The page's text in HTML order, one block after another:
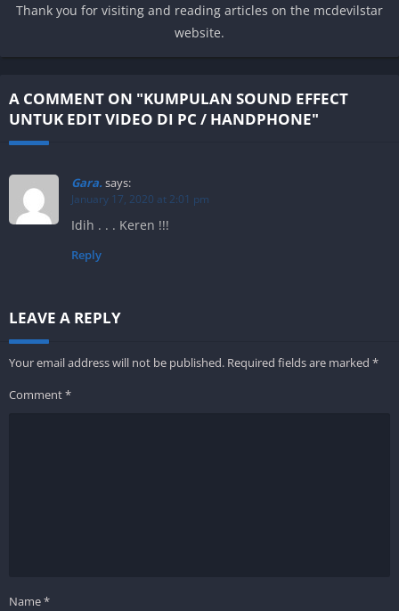
Thank you for visiting and reading articles on the mcdevilstar
website.
A COMMENT ON "KUMPULAN SOUND EFFECT
UNTUK EDIT VIDEO DI PC / HANDPHONE"
Gara. says:
January 17, 2020 at 2:01 pm
Idih . . . Keren !!!
Reply
LEAVE A REPLY
Your email address will not be published. Required fields are marked *
Comment*
Name*